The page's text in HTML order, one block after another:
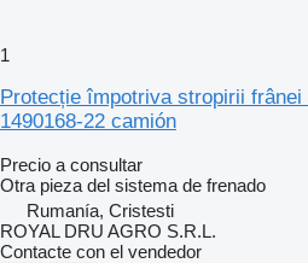
1
Protecție împotriva stropirii
1490168-22 camión
Precio a consultar
Otra pieza del sistema de frenado
Rumanía, Cristesti
ROYAL DRU AGRO S.R.L.
Contacte con el vendedor